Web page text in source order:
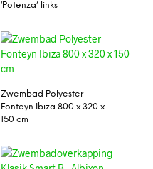
‘Potenza’ links
Zwembad Polyester
Fonteyn Ibiza 800 x 320 x
150 cm